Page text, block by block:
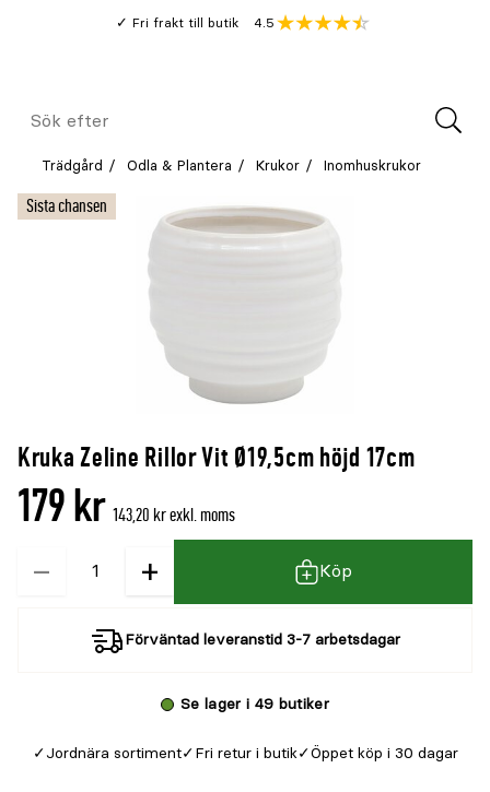
Fri frakt till butik
Genomsnitt
4.5
Meny
Sök
Trädgård Odla & Plantera Krukor Inomhuskrukor
Kruka Zeline Rillor Vit Ø19,5cm höjd 17cm
179 kr 143,20 kr exkl. moms
−
Kvantitet + Köp
Förväntad leveranstid 3-7 arbetsdagar
Se lager i 49 butiker
Jordnära sortiment Fri retur i butik Öppet köp i 30 dagar
Sista chansen